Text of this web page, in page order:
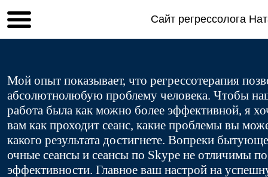
Сайт регрессолога
Мой опыт показывает, что регрессотерапия
абсолютнолюбую проблему человека. Чтобы
работа была как можно более эффективной, я
вам как проходит сеанс, какие проблемы вы
какого результата достигнете. Вопреки
очные сеансы и сеансы по Skype не отличимы по
эффективности. Главное ваш настрой на